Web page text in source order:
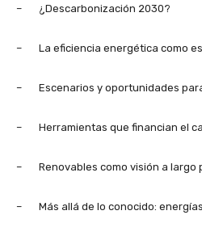
– ¿Descarbonización 2030?
– La eficiencia energética como
– Escenarios y oportunidades
– Herramientas que financian el
– Renovables como visión a largo
– Más allá de lo conocido: